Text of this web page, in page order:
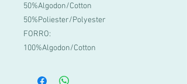
50%Algodon/Cotton
50%Poliester/Polyester
FORRO:
100%Algodon/Cotton